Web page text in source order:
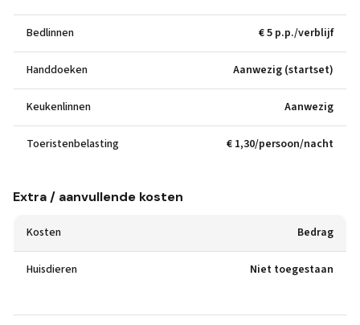
Bedlinnen € 5 p.p./verblijf
Handdoeken Aanwezig (startset)
Keukenlinnen Aanwezig
Toeristenbelasting € 1,30/persoon/nacht
Extra / aanvullende kosten
Kosten Bedrag
Huisdieren Niet toegestaan